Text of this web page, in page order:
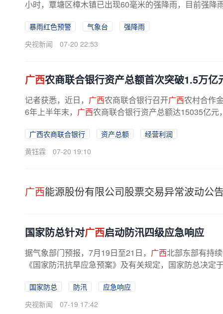
小时，覃塘区樟木镇已出现60毫米的强降雨，目前强
暴雨红色预警 气象台
强降雨
央视新闻
07-20 22:53
广西农商联合银行资产总额首次突破1.5万亿
记者获悉，近日， 广西农商联合银行召开广西农村合作
6年上半年末， 广西农商联合银行资产总额达15035亿
广西农商联合银行 资产总额
经营利润
黄钰霖
07-20 19:10
广西能源股份有限公司股票交易异常波动公
国家防总针对广西启动防汛四级应急响应
据气象部门预报，7月19日至21日， 广西北部东部有持
《国家防汛抗旱应急预案》及有关规定，国家防总决定
国家防总 防汛
应急响应
央视新闻
07-19 17:42